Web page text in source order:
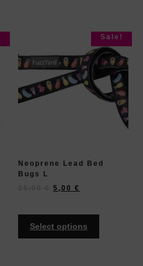
Sale!
Neoprene Lead Bed
Bugs L
5,00 €
Select options